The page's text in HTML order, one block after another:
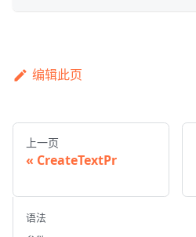
编辑此页
上一页
CreateTextPr
语法